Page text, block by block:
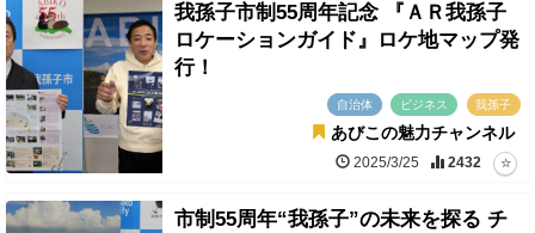
我孫子市制55周年記念 『ＡＲ我孫子
ロケーションガイド』ロケ地マップ発
行！
自治体 ビジネス 我孫子
あびこの魅力チャンネル
2025/3/25 2432
市制55周年“我孫子”の未来を探る チ